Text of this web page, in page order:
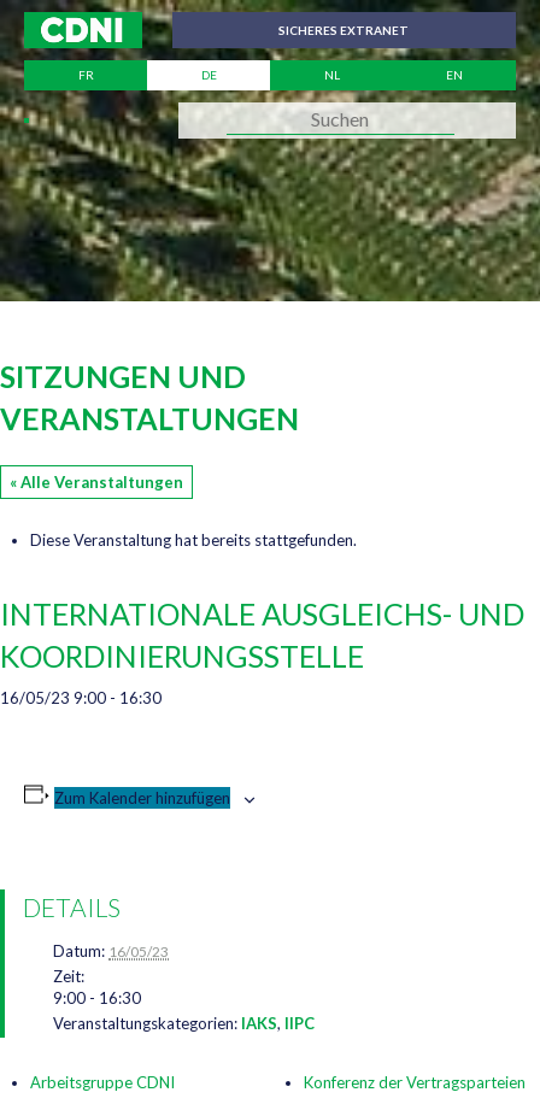
SICHERES EXTRANET
FR DE NL EN
SITZUNGEN UND
VERANSTALTUNGEN
« Alle Veranstaltungen
Diese Veranstaltung hat bereits stattgefunden.
INTERNATIONALE AUSGLEICHS- UND
KOORDINIERUNGSSTELLE
16/05/23 9:00 - 16:30
Zum Kalender hinzufügen
DETAILS
Datum: 16/05/23
Zeit:
9:00 - 16:30
Veranstaltungskategorien: IAKS, IIPC
Arbeitsgruppe CDNI Konferenz der Vertragsparteien
Cookie-Einstellungen